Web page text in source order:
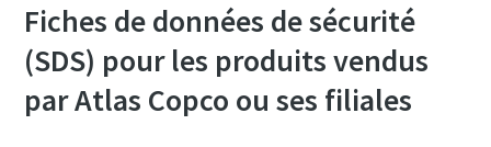
Fiches de données de sécurité
(SDS) pour les produits vendus
par Atlas Copco ou ses filiales